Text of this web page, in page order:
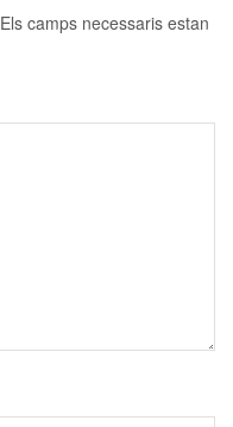
Els camps necessaris estan